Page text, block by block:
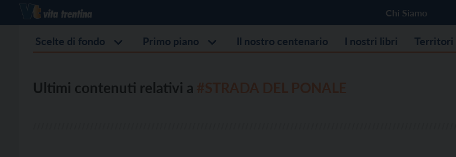
Chi Siamo
Scelte di fondo Primo piano Il nostro centenario I nostri libri Territori
Ultimi contenuti relativi a